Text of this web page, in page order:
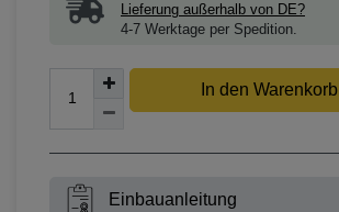
Lieferung außerhalb von DE?
4-7 Werktage per Spedition.
In den Warenkorb
Einbauanleitung